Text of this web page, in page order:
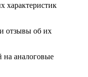
характеристик
отзывы об их
на аналоговые